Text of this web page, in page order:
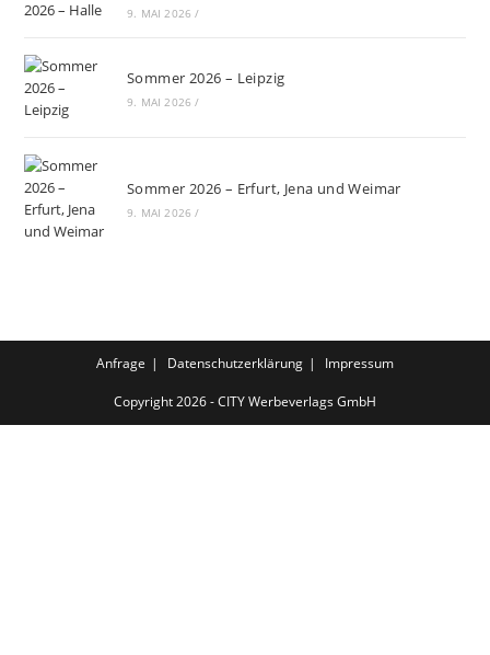
9. MAI 2026 /
Sommer 2026 – Leipzig
9. MAI 2026 /
Sommer 2026 – Erfurt, Jena und Weimar
9. MAI 2026 /
Anfrage Datenschutzerklärung Impressum
Copyright 2026 - CITY Werbeverlags GmbH